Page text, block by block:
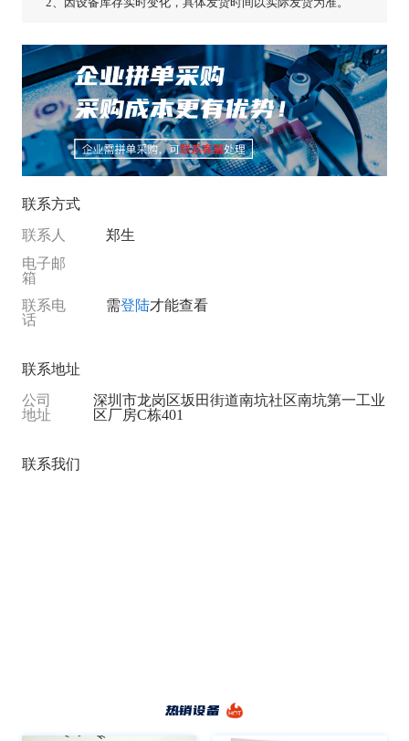
联系方式
联系人
郑生
电子邮
箱
联系电
话
需登陆才能查看
联系地址
公司
地址
深圳市龙岗区坂田街道南坑社区南坑第一工业
区厂房C栋401
联系我们
热销设备